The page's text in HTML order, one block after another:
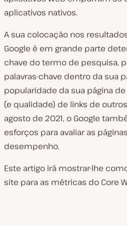
aplicativos nativos.
A sua colocação nos
Google é em grande parte
chave do termo de pesquisa,
palavras-chave dentro da sua
popularidade da sua página
(e qualidade) de links de
agosto de 2021, o Google
esforços para avaliar as
desempenho.
Este artigo irá mostrar-lhe
site para as métricas do Core